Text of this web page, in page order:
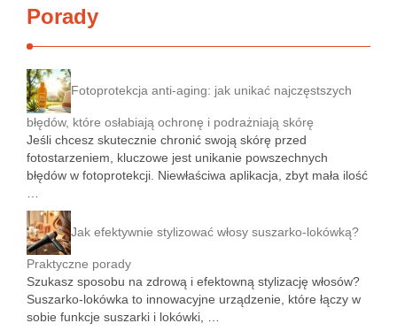
Porady
Fotoprotekcja anti-aging: jak unikać najczęstszych
błędów, które osłabiają ochronę i podrażniają skórę
Jeśli chcesz skutecznie chronić swoją skórę przed
fotostarzeniem, kluczowe jest unikanie powszechnych
błędów w fotoprotekcji. Niewłaściwa aplikacja, zbyt mała ilość
Jak efektywnie stylizować włosy suszarko-lokówką?
Praktyczne porady
Szukasz sposobu na zdrową i efektowną stylizację włosów?
Suszarko-lokówka to innowacyjne urządzenie, które łączy w
sobie funkcje suszarki i lokówki, …